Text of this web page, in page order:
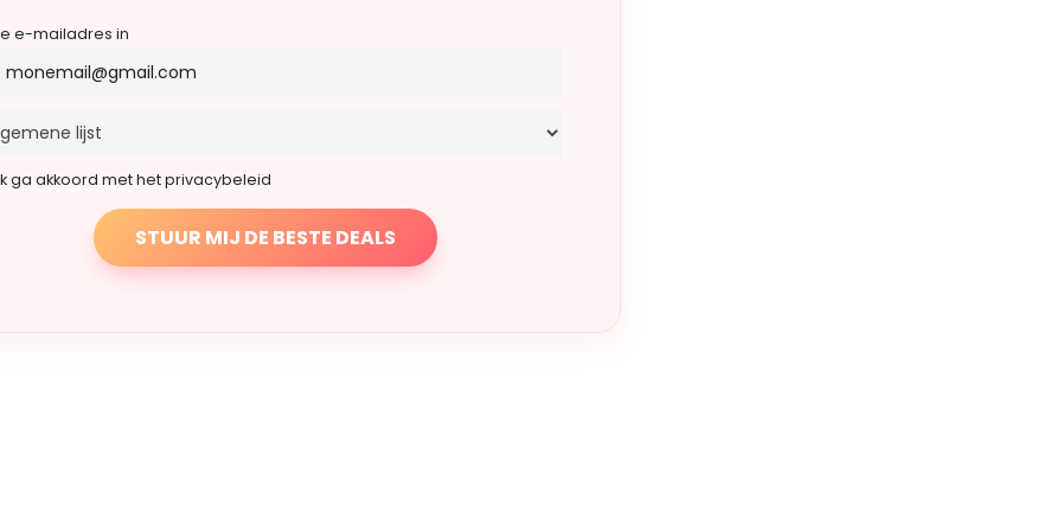
e-mailadres in
ga akkoord met het privacybeleid